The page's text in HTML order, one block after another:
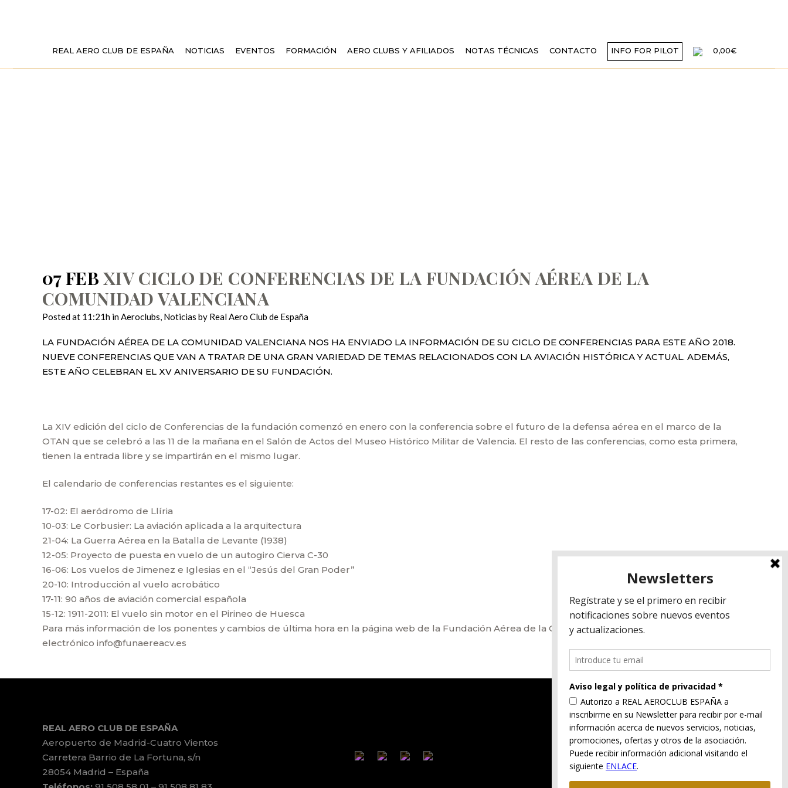
REAL AERO CLUB DE ESPAÑA NOTICIAS EVENTOS FORMACIÓN AERO CLUBS Y AFILIADOS NOTAS TÉCNICAS CONTACTO INFO FOR PILOT 0,00€
07 FEB XIV CICLO DE CONFERENCIAS DE LA FUNDACIÓN AÉREA DE LA
COMUNIDAD VALENCIANA
Posted at 11:21h inAeroclubs, Noticias by Real Aero Club de España
LA FUNDACIÓN AÉREA DE LA COMUNIDAD VALENCIANA NOS HA ENVIADO LA INFORMACIÓN DE SU CICLO DE CONFERENCIAS PARA ESTE AÑO 2018.
NUEVE CONFERENCIAS QUE VAN A TRATAR DE UNA GRAN VARIEDAD DE TEMAS RELACIONADOS CON LA AVIACIÓN HISTÓRICA Y ACTUAL. ADEMÁS,
ESTE AÑO CELEBRAN EL XV ANIVERSARIO DE SU FUNDACIÓN.
La XIV edición del ciclo de Conferencias de la fundación comenzó en enero con la conferencia sobre el futuro de la defensa aérea en el marco de la
OTAN que se celebró a las 11 de la mañana en el Salón de Actos del Museo Histórico Militar de Valencia. El resto de las conferencias, como esta primera,
tienen la entrada libre y se impartirán en el mismo lugar.
El calendario de conferencias restantes es el siguiente:
17-02: El aeródromo de Llíria
10-03: Le Corbusier: La aviación aplicada a la arquitectura
21-04: La Guerra Aérea en la Batalla de Levante (1938)
12-05: Proyecto de puesta en vuelo de un autogiro Cierva C-30
16-06: Los vuelos de Jimenez e Iglesias en el “Jesús del Gran Poder”
20-10: Introducción al vuelo acrobático
17-11: 90 años de aviación comercial española
15-12: 1911-2011: El vuelo sin motor en el Pirineo de Huesca
Para más información de los ponentes y cambios de última hora en la página web de la Fundación Aérea de la Comunidad Valenciana y en el correo
electrónico info@funaereacv.es
REAL AERO CLUB DE ESPAÑA
Aeropuerto de Madrid-Cuatro Vientos
Carretera Barrio de La Fortuna, s/n
28054 Madrid – España
Aviso legal
Política de privacidad